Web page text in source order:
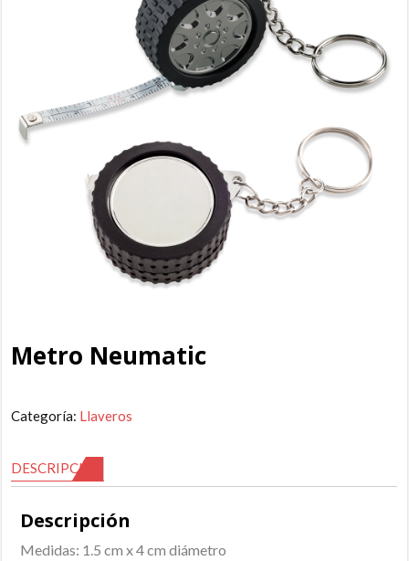
Metro Neumatic
Categoría: Llaveros
DESCRIPCIÓN
Descripción
Medidas: 1.5 cm x 4 cm diámetro